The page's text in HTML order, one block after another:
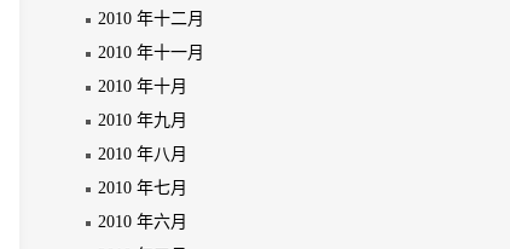
2010 年十二月
2010 年十一月
2010 年十月
2010 年九月
2010 年八月
2010 年七月
2010 年六月